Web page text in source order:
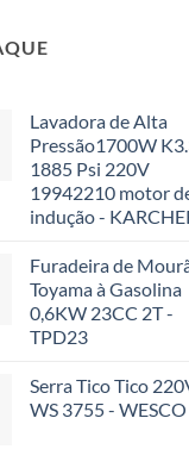
Lavadora de Alta
Pressão1700W
1885 Psi 220V
19942210 motor
indução -
Furadeira de
Toyama à Gasolina
0,6KW 23CC 2T -
TPD23
Serra Tico Tico
WS 3755 - WESCO